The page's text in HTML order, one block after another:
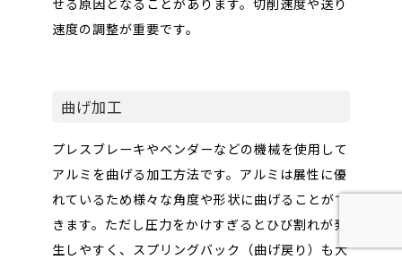
せる原因となることがあります。切削速度や送り
速度の調整が重要です。
曲げ加工
プレスブレーキやベンダーなどの機械を使用して
アルミを曲げる加工方法です。アルミは展性に優
れているため様々な角度や形状に曲げることがで
きます。ただし圧力をかけすぎるとひび割れが発
生しやすく、スプリングバック（曲げ戻り）も大